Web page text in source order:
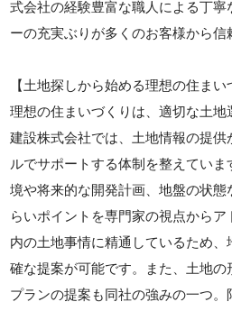
式会社の経験豊富な職人による丁寧
ーの充実ぶりが多くのお客様から信
【土地探しから始める理想の住まい
理想の住まいづくりは、適切な土
建設株式会社では、土地情報の提供
ルでサポートする体制を整えてい
境や将来的な開発計画、地盤の状
らいポイントを専門家の視点から
内の土地事情に精通しているため
確な提案が可能です。また、土地
プランの提案も同社の強みの一つ